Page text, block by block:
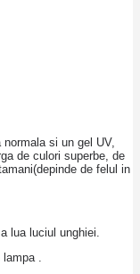
si un gel UV,
de culori superbe, de
de felul in
lua luciul unghiei.
.